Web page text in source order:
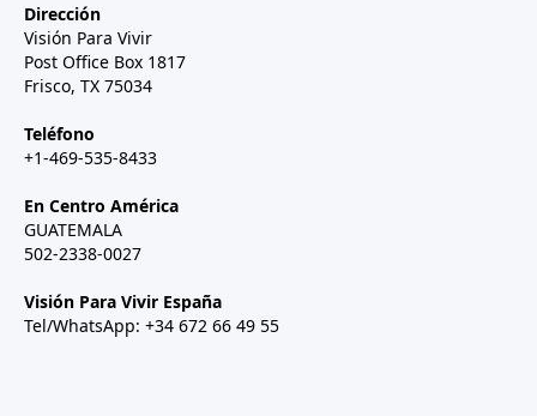
Dirección
Visión Para Vivir
Post Office Box 1817
Frisco, TX 75034
Teléfono
+1-469-535-8433
En Centro América
GUATEMALA
502-2338-0027
Visión Para Vivir España
Tel/WhatsApp: +34 672 66 49 55